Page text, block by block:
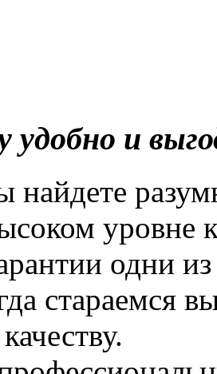
удобно и
найдете
уровне
одни
стараемся